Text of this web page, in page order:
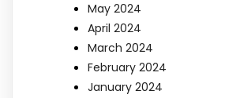
May 2024
April 2024
March 2024
February 2024
January 2024